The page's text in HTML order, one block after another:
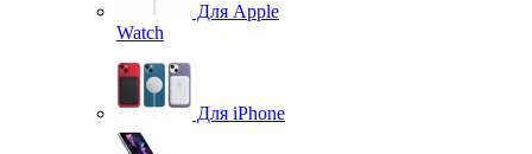
Для Apple
Watch
Для iPhone